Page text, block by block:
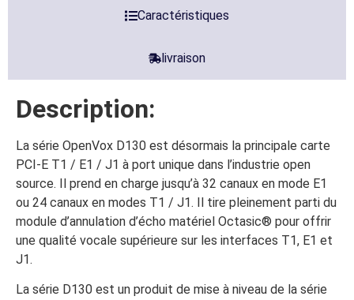
Caractéristiques
livraison
Description:
La série OpenVox D130 est désormais la principale carte
PCI-E T1 / E1 / J1 à port unique dans l’industrie open
source. Il prend en charge jusqu’à 32 canaux en mode E1
ou 24 canaux en modes T1 / J1. Il tire pleinement parti du
module d’annulation d’écho matériel Octasic® pour offrir
une qualité vocale supérieure sur les interfaces T1, E1 et
J1.
La série D130 est un produit de mise à niveau de la série